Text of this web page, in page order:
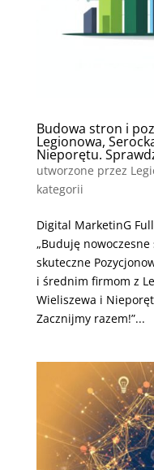
Budowa stron i
Legionowa,
Nieporętu.
utworzone przez
kategorii
Digital MarketinG
„Buduję
skuteczne
i średnim firmom z
Wieliszewa i
Zacznijmy razem!”...